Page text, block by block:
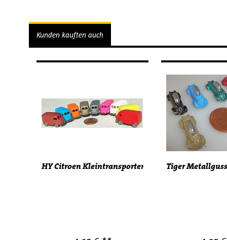
Kunden kauften auch
HY Citroen Kleintransporter France IMU...
Tiger